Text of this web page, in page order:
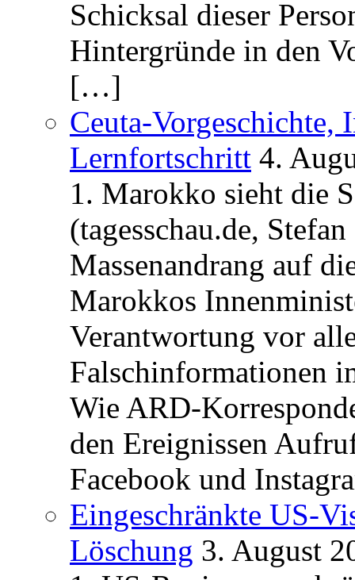
Schicksal dieser
Hintergründe in den
[…]
Ceuta-Vorgeschichte,
Lernfortschritt 4.
1. Marokko sieht die
(tagesschau.de,
Massenandrang auf
Marokkos
Verantwortung vor
Falschinformationen
Wie ARD-
den Ereignissen
Facebook und
Eingeschränkte US-
Löschung 3. August